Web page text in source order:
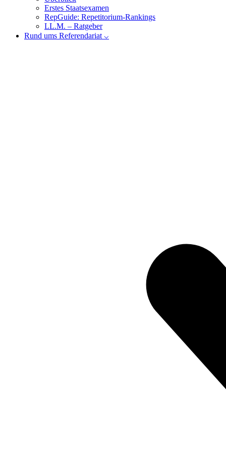
Erstes Staatsexamen
RepGuide: Repetitorium-Rankings
LL.M. – Ratgeber
Rund ums Referendariat ⌵